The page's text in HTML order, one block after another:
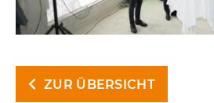
ZUR ÜBERSICHT